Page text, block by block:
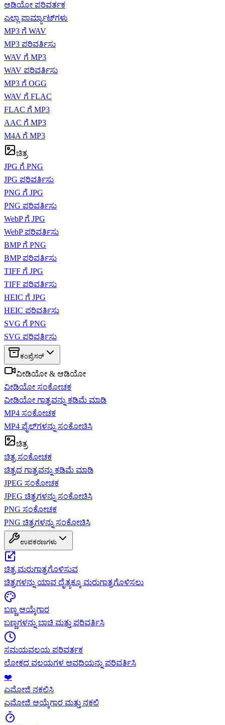
ಆಡಿಯೋ ಪರಿವರ್ತಕ
ಎಲ್ಲಾ ಫಾರ್ಮ್ಯಾಟ್‌ಗಳು
MP3 ಗೆ WAV
MP3 ಪರಿವರ್ತಿಸು
WAV ಗೆ MP3
WAV ಪರಿವರ್ತಿಸು
MP3 ಗೆ OGG
WAV ಗೆ FLAC
FLAC ಗೆ MP3
AAC ಗೆ MP3
M4A ಗೆ MP3
ಚಿತ್ರ
JPG ಗೆ PNG
JPG ಪರಿವರ್ತಿಸು
PNG ಗೆ JPG
PNG ಪರಿವರ್ತಿಸು
WebP ಗೆ JPG
WebP ಪರಿವರ್ತಿಸು
BMP ಗೆ PNG
BMP ಪರಿವರ್ತಿಸು
TIFF ಗೆ JPG
TIFF ಪರಿವರ್ತಿಸು
HEIC ಗೆ JPG
HEIC ಪರಿವರ್ತಿಸು
SVG ಗೆ PNG
SVG ಪರಿವರ್ತಿಸು
ಕಂಪ್ರೆಸರ್
ವೀಡಿಯೋ & ಆಡಿಯೋ
ವೀಡಿಯೋ ಸಂಕೋಚಕ
ವೀಡಿಯೋ ಗಾತ್ರವನ್ನು ಕಡಿಮೆ ಮಾಡಿ
MP4 ಸಂಕೋಚಕ
MP4 ಫೈಲ್‌ಗಳನ್ನು ಸಂಕೋಚಿಸಿ
ಚಿತ್ರ
ಚಿತ್ರ ಸಂಕೋಚಕ
ಚಿತ್ರದ ಗಾತ್ರವನ್ನು ಕಡಿಮೆ ಮಾಡಿ
JPEG ಸಂಕೋಚಕ
JPEG ಚಿತ್ರಗಳನ್ನು ಸಂಕೋಚಿಸಿ
PNG ಸಂಕೋಚಕ
PNG ಚಿತ್ರಗಳನ್ನು ಸಂಕೋಚಿಸಿ
ಉಪಕರಣಗಳು
ಚಿತ್ರ ಮರುಗಾತ್ರಗೊಳಿಸುವ
ಚಿತ್ರಗಳನ್ನು ಯಾವ ದೈತ್ಯಕ್ಕೂ ಮರುಗಾತ್ರಗೊಳಿಸಲು
ಬಣ್ಣ ಆಯ್ಕೆಗಾರ
ಬಣ್ಣಗಳನ್ನು ಬಾಚಿ ಮತ್ತು ಪರಿವರ್ತಿಸಿ
ಸಮಯವಲಯ ಪರಿವರ್ತಕ
ಲೋಕದ ವಲಯಗಳ ಅವಧಿಯನ್ನು ಪರಿವರ್ತಿಸಿ
❤️
ಎಮೋಜಿ ನಕಲಿಸಿ
ಎಮೋಜಿ ಆಯ್ಕೆಗಾರ ಮತ್ತು ನಕಲಿ